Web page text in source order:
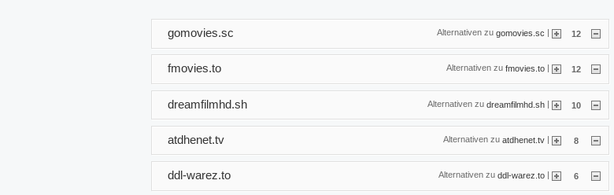
Alternativen zu gomovies.sc 12
gomovies.sc
Alternativen zu fmovies.to 12
fmovies.to
Alternativen zu dreamfilmhd.sh | 10
dreamfilmhd.sh
Alternativen zu atdhenet.tv | 8
atdhenet.tv
Alternativen zu ddl-warez.to | 6
ddl-warez.to